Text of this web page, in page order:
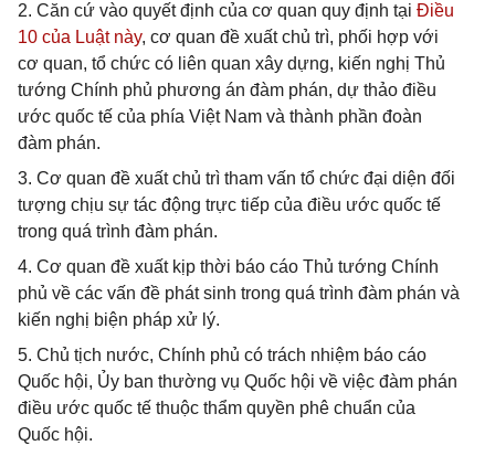
2. Căn cứ vào quyết định của cơ quan quy định tại Điều
10 của Luật này, cơ quan đề xuất chủ trì, phối hợp với
cơ quan, tổ chức có liên quan xây dựng, kiến nghị Thủ
tướng Chính phủ phương án đàm phán, dự thảo điều
ước quốc tế của phía Việt Nam và thành phần đoàn
đàm phán.
3. Cơ quan đề xuất chủ trì tham vấn tổ chức đại diện đối
tượng chịu sự tác động trực tiếp của điều ước quốc tế
trong quá trình đàm phán.
4. Cơ quan đề xuất kịp thời báo cáo Thủ tướng Chính
phủ về các vấn đề phát sinh trong quá trình đàm phán và
kiến nghị biện pháp xử lý.
5. Chủ tịch nước, Chính phủ có trách nhiệm báo cáo
Quốc hội, Ủy ban thường vụ Quốc hội về việc đàm phán
điều ước quốc tế thuộc thẩm quyền phê chuẩn của
Quốc hội.